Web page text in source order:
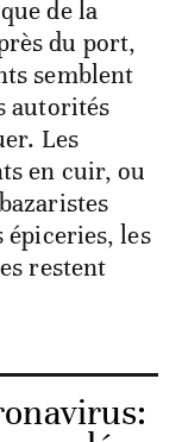
de la
du port,
semblent
autorités
Les
en cuir, ou
épiceries, les
restent